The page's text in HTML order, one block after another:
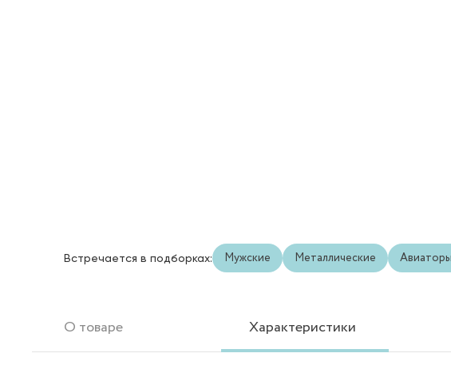
Встречается в подборках: Мужские Металлические Авиаторы
О товаре Характеристики